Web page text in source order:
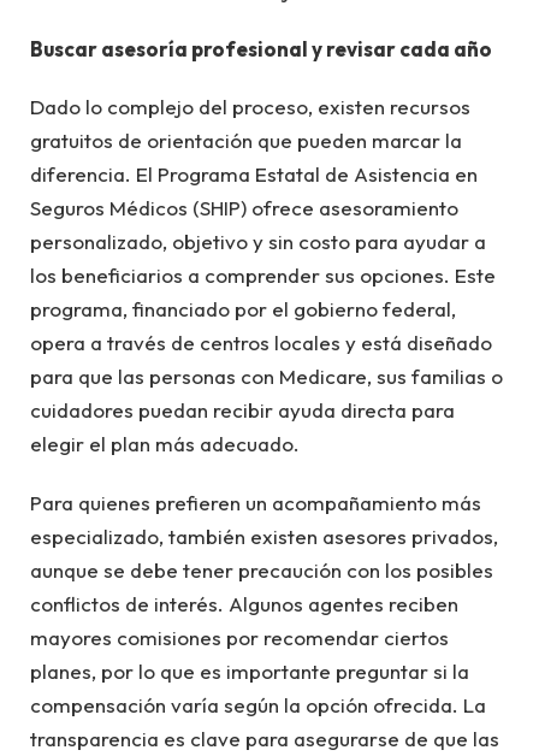
Buscar asesoría profesional y revisar cada año
Dado lo complejo del proceso, existen recursos
gratuitos de orientación que pueden marcar la
diferencia. El Programa Estatal de Asistencia en
Seguros Médicos (SHIP) ofrece asesoramiento
personalizado, objetivo y sin costo para ayudar a
los beneficiarios a comprender sus opciones. Este
programa, financiado por el gobierno federal,
opera a través de centros locales y está diseñado
para que las personas con Medicare, sus familias o
cuidadores puedan recibir ayuda directa para
elegir el plan más adecuado.
Para quienes prefieren un acompañamiento más
especializado, también existen asesores privados,
aunque se debe tener precaución con los posibles
conflictos de interés. Algunos agentes reciben
mayores comisiones por recomendar ciertos
planes, por lo que es importante preguntar si la
compensación varía según la opción ofrecida. La
transparencia es clave para asegurarse de que las